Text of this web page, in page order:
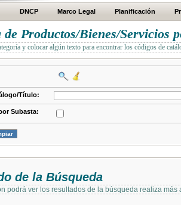
DNCP Marco Legal Planificación
de Productos/Bienes/Servicios
y colocar algún texto para encontrar los códigos de
Título:
Subasta:
de la Búsqueda
podrá ver los resultados de la búsqueda realiza más